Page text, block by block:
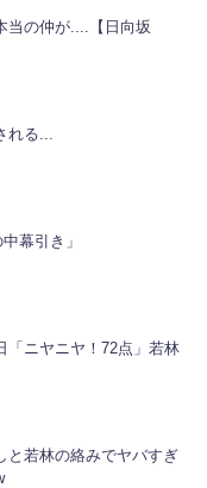
当の仲が....【日向坂
れる...
幕引き」
「ニヤニヤ！72点」若林
と若林の絡みでヤバすぎ